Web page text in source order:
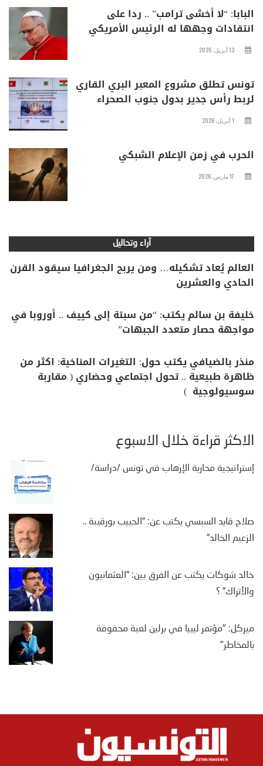
البابا: “لا أخشى ترامب” .. ردا على
انتقادات وجهها له الرئيس الأمريكي
13 أبريل، 2026
تونس تطلق مشروع المعبر البري القاري
لربط رأس جدير بدول جنوب الصحراء
1 أبريل، 2026
الحرب في زمن الإعلام الشبكي
17 مارس، 2026
آراء وتحاليل
العالم يُعاد تشكيله… ومن يربح الجغرافيا سيقود القرن
الحادي والعشرين
خليفة بن سالم يكتب: “من سبتة إلى كييف .. أوروبا في
مواجهة حصار متعدد الجبهات”
منذر بالضيافي يكتب حول: التغيرات المناخية: اكثر من
ظاهرة طبيعية .. تحول اجتماعي وحضاري ( مقاربة
سوسيولوجية )
الأكثر قراءة خلال الأسبوع
إستراتيجية محاربة الإرهاب في تونس /دراسة/
صلاح قايد السبسي يكتب عن: “الحبيب بورقيبة ..
الزعيم الخالد”
خالد شوكات يكتب عن الفرق بين: “العثمانيون
والأتراك” ؟
ميركل: "مؤتمر ليبيا في برلين لعبة محفوفة
بالمخاطر"